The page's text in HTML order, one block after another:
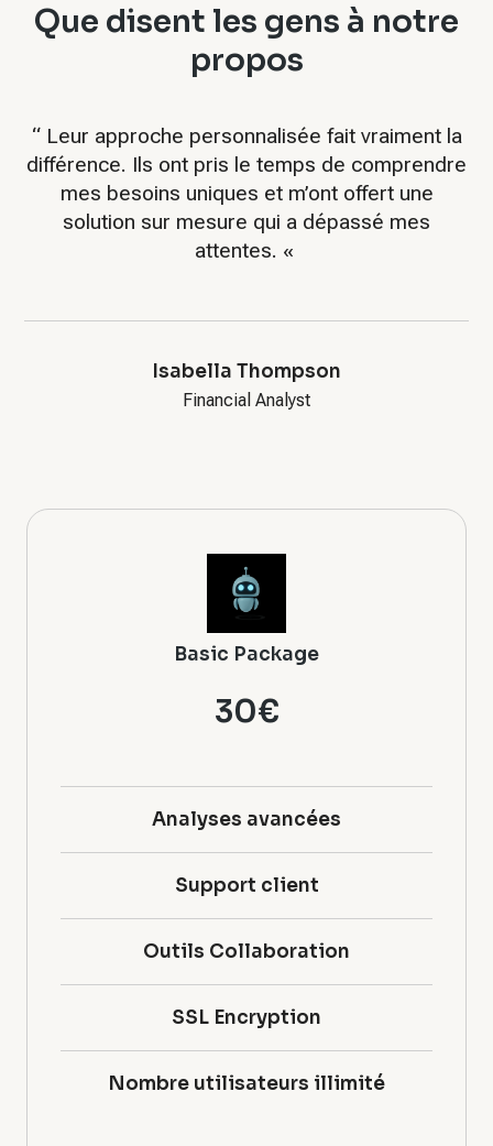
Que disent les gens à notre
propos
“ Leur approche personnalisée fait vraiment la
différence. Ils ont pris le temps de comprendre
mes besoins uniques et m’ont offert une
solution sur mesure qui a dépassé mes
attentes. «
Isabella Thompson
Financial Analyst
Basic Package
30€
Analyses avancées
Support client
Outils Collaboration
SSL Encryption
Nombre utilisateurs illimité